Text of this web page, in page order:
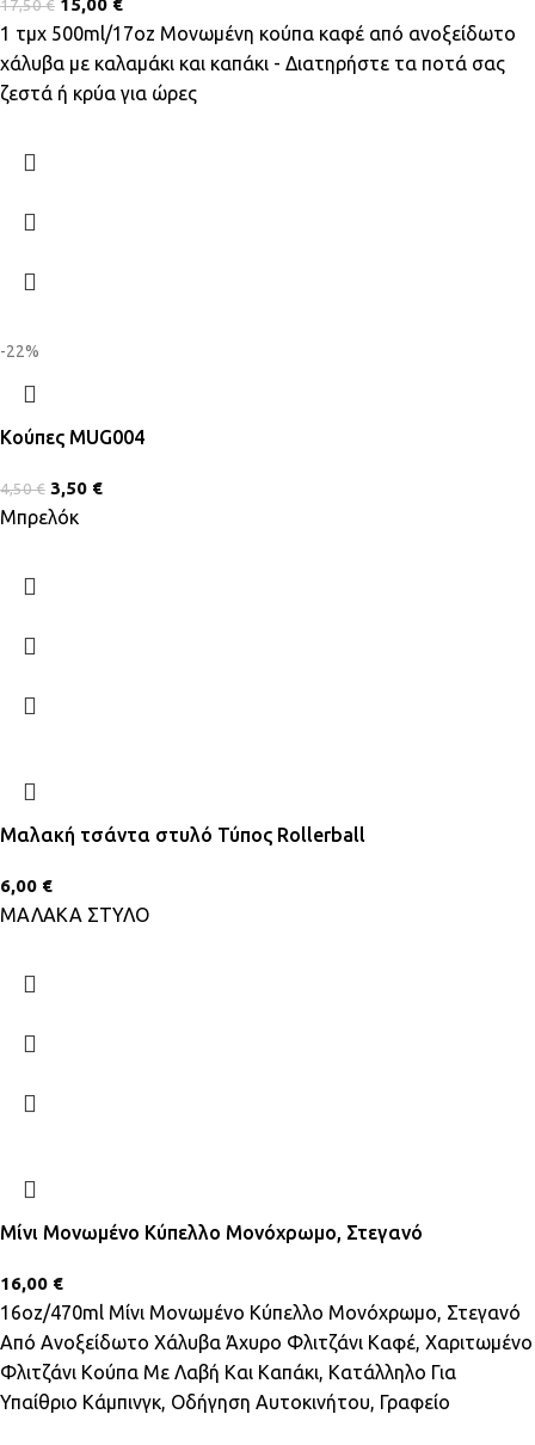
17,50€ 15,00 €
1 τμχ 500ml/17oz Μονωμένη κούπα καφέ από ανοξείδωτο
χάλυβα με καλαμάκι και καπάκι - Διατηρήστε τα ποτά σας
ζεστά ή κρύα για ώρες
-22%
Κούπες MUG004
4,50€ 3,50 €
Μπρελόκ
Μαλακή τσάντα στυλό Τύπος Rollerball
6,00 €
ΜΑΛΑΚΑ ΣΤΥΛΟ
Μίνι Μονωμένο Κύπελλο Μονόχρωμο, Στεγανό
16,00 €
16oz/470ml Μίνι Μονωμένο Κύπελλο Μονόχρωμο, Στεγανό
Από Ανοξείδωτο Χάλυβα Άχυρο Φλιτζάνι Καφέ, Χαριτωμένο
Φλιτζάνι Κούπα Με Λαβή Και Καπάκι, Κατάλληλο Για
Υπαίθριο Κάμπινγκ, Οδήγηση Αυτοκινήτου, Γραφείο